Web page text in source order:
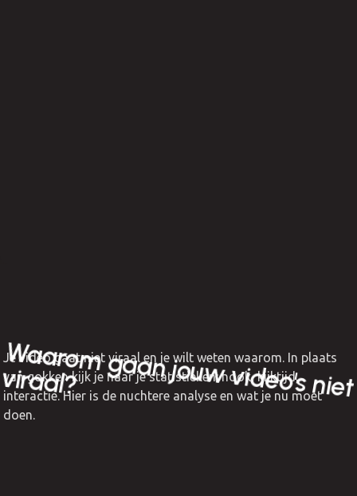
W
aarom
gaan jouw
vid
eo's niet
viraal?
Je video gaat niet viraal en je wilt weten waarom. In plaats
van gokken kijk je naar je statistieken: hook, kijktijd,
interactie. Hier is de nuchtere analyse en wat je nu moet
doen.